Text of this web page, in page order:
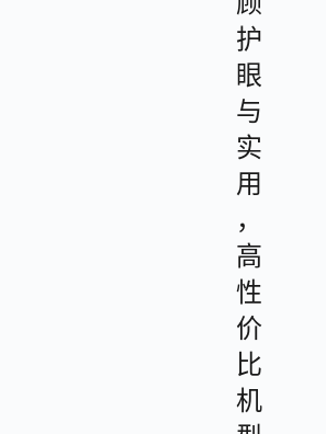
护
眼
与
实
用
，
高
性
价
比
机